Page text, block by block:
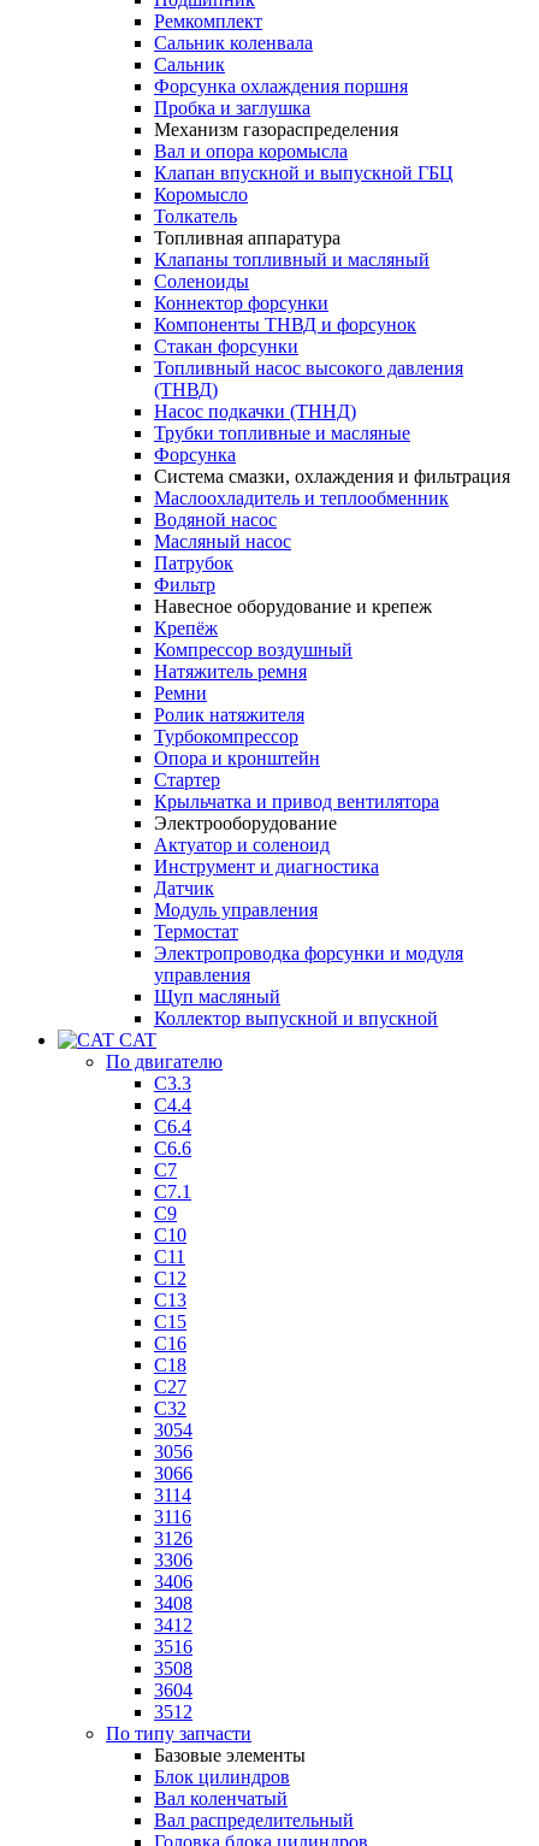
Ремкомплект
Сальник коленвала
Сальник
Форсунка охлаждения поршня
Пробка и заглушка
Механизм газораспределения
Вал и опора коромысла
Клапан впускной и выпускной ГБЦ
Коромысло
Толкатель
Топливная аппаратура
Клапаны топливный и масляный
Соленоиды
Коннектор форсунки
Компоненты ТНВД и форсунок
Стакан форсунки
Топливный насос высокого давления
(ТНВД)
Насос подкачки (ТННД)
Трубки топливные и масляные
Форсунка
Система смазки, охлаждения и фильтрация
Маслоохладитель и теплообменник
Водяной насос
Масляный насос
Патрубок
Фильтр
Навесное оборудование и крепеж
Крепёж
Компрессор воздушный
Натяжитель ремня
Ремни
Ролик натяжителя
Турбокомпрессор
Опора и кронштейн
Стартер
Крыльчатка и привод вентилятора
Электрооборудование
Актуатор и соленоид
Инструмент и диагностика
Датчик
Модуль управления
Термостат
Электропроводка форсунки и модуля
управления
Щуп масляный
Коллектор выпускной и впускной
CAT
По двигателю
C3.3
C4.4
C6.4
C6.6
C7
C7.1
C9
C10
C11
C12
C13
C15
C16
C18
C27
C32
3054
3056
3066
3114
3116
3126
3306
3406
3408
3412
3516
3508
3604
3512
По типу запчасти
Базовые элементы
Блок цилиндров
Вал коленчатый
Вал распределительный
Головка блока цилиндров